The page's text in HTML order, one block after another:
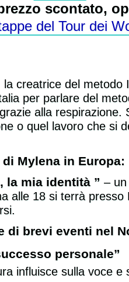
scontato,
del Tour dei
creatrice del
per parlare del
alla
o quel lavoro che si
Mylena in Europa:
la mia identità ” –
alle 18 si terrà
di brevi eventi nel
personale”
influisce sulla voce